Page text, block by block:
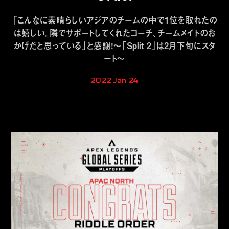
「こんなに素晴らしいアジアのチームの中で1位を取れたの
は嬉しい。隣でサポートしてくれたコーチ、チームメイトのお
かげだと思っている」と感謝！～「Split 2」は2月下旬にスタ
ート～
2022 Jan 24